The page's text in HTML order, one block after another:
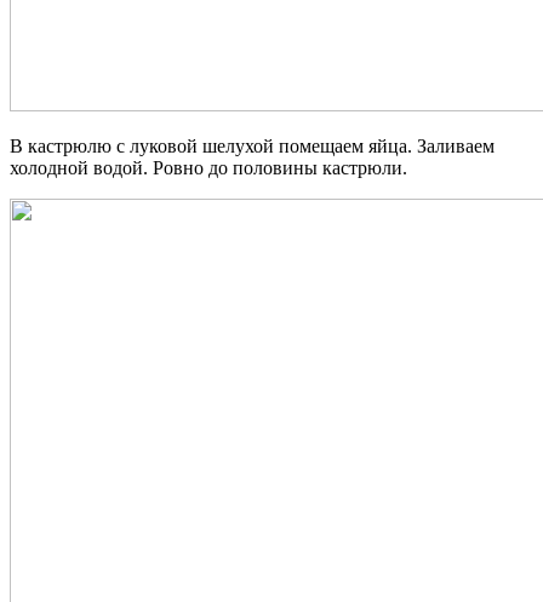
В кастрюлю с луковой шелухой помещаем яйца. Заливаем
холодной водой. Ровно до половины кастрюли.